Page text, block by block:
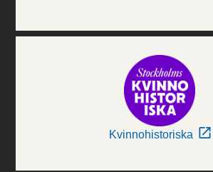
Kvinnohistoriska